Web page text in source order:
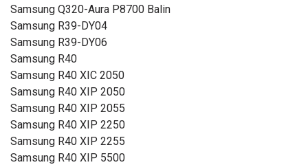
Samsung Q320-Aura P8700 Balin
Samsung R39-DY04
Samsung R39-DY06
Samsung R40
Samsung R40 XIC 2050
Samsung R40 XIP 2050
Samsung R40 XIP 2055
Samsung R40 XIP 2250
Samsung R40 XIP 2255
Samsung R40 XIP 5500